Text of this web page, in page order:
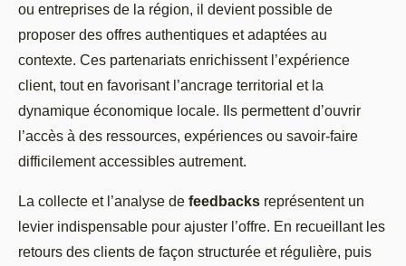
ou entreprises de la région, il devient possible de
proposer des offres authentiques et adaptées au
contexte. Ces partenariats enrichissent l’expérience
client, tout en favorisant l’ancrage territorial et la
dynamique économique locale. Ils permettent d’ouvrir
l’accès à des ressources, expériences ou savoir-faire
difficilement accessibles autrement.
La collecte et l’analyse de feedbacks représentent un
levier indispensable pour ajuster l’offre. En recueillant les
retours des clients de façon structurée et régulière, puis